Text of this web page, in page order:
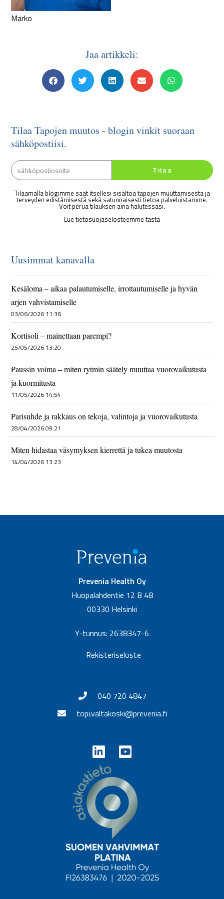
Marko
Jaa artikkeli:
Tilaa Tapojen muutos - blogin vinkit suoraan
sähköpostiisi.
Tilaa
Tilaamalla blogimme saat itsellesi sisältöä tapojen muuttamisesta ja
terveyden edistämisestä sekä satunnaisesti tietoa palveluistamme.
Voit perua tilauksen aina halutessasi.
Lue tietosuojaselosteemme tästä
Uusimmat kanavalla
Kesäloma – aikaa palautumiselle, irrottautumiselle ja hyvän
arjen vahvistamiselle
03/06/2026 11:36
Kortisoli – mainettaan parempi?
25/05/2026 13:20
Paussin voima – miten rytmin säätely muuttaa vuorovaikutusta
ja kuormitusta
11/05/2026 14:54
Parisuhde ja rakkaus on tekoja, valintoja ja vuorovaikutusta
28/04/2026 09:21
Miten hidastaa väsymyksen kierrettä ja tukea muutosta
14/04/2026 13:23
Prevenia Health Oy
Huopalahdentie 12 B 48
00330 Helsinki
Y-tunnus: 2638347-6
Rekisteriseloste
040 720 4847
topi.valtakoski@prevenia.fi